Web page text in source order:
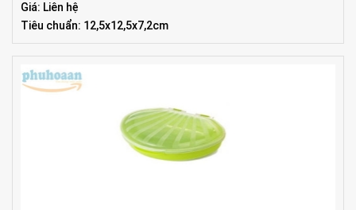
Giá: Liên hệ
Tiêu chuẩn: 12,5x12,5x7,2cm